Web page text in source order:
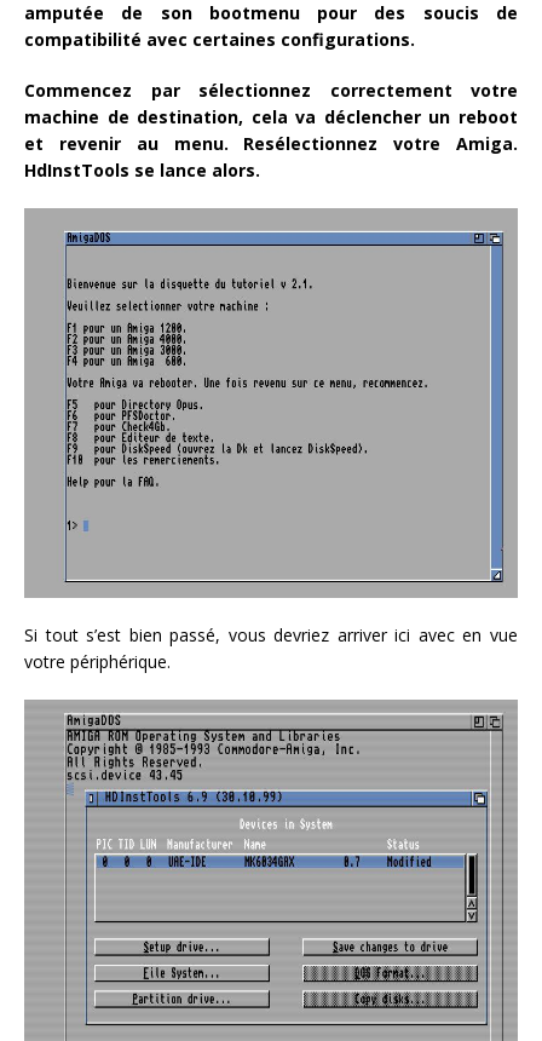
amputée de son bootmenu pour des soucis de
compatibilité avec certaines configurations.
Commencez par sélectionnez correctement votre
machine de destination, cela va déclencher un reboot
et revenir au menu. Resélectionnez votre Amiga.
HdInstTools se lance alors.
Si tout s’est bien passé, vous devriez arriver ici avec en vue
votre périphérique.